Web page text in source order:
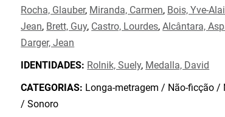
Rocha, Glauber, Miranda, Carmen, Bois, Yve-
Jean, Brett, Guy, Castro, Lourdes,Alcântara,
Darger, Jean
IDENTIDADES: Rolnik, Suely, Medalla, David
CATEGORIAS: Longa-metragem / Não-ficção /
/ Sonoro